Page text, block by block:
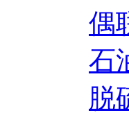
偶
石
脱